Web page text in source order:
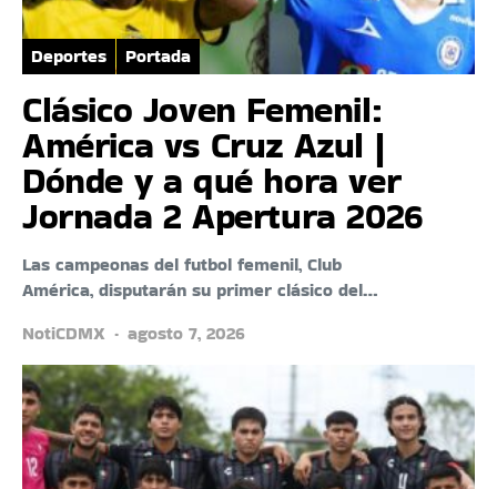
Deportes Portada
Clásico Joven Femenil:
América vs Cruz Azul |
Dónde y a qué hora ver
Jornada 2 Apertura 2026
Las campeonas del futbol femenil, Club
América, disputarán su primer clásico del…
NotiCDMX
agosto 7, 2026